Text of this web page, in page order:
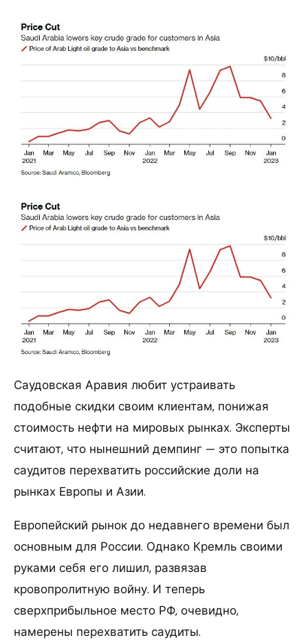
Саудовская Аравия любит устраивать
подобные скидки своим клиентам, понижая
стоимость нефти на мировых рынках. Эксперты
считают, что нынешний демпинг — это попытка
саудитов перехватить российские доли на
рынках Европы и Азии.
Европейский рынок до недавнего времени был
основным для России. Однако Кремль своими
руками себя его лишил, развязав
кровопролитную войну. И теперь
сверхприбыльное место РФ, очевидно,
намерены перехватить саудиты.